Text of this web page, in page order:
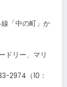
中の町」か
ドリー、マリ
2974（10：